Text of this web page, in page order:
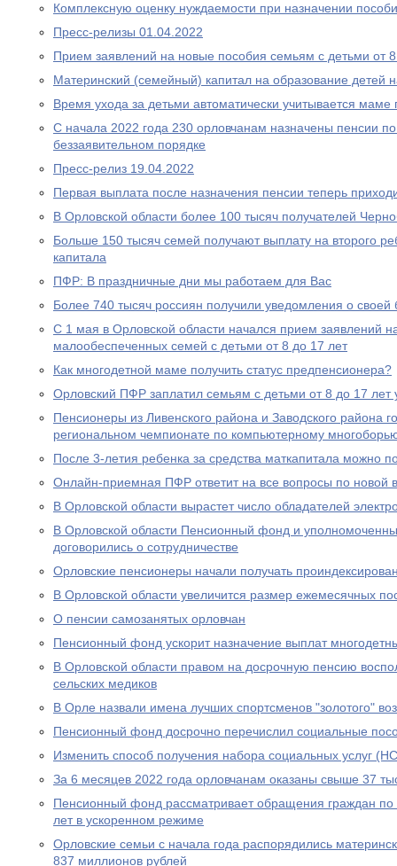
Комплексную оценку нуждаемости при назначении
Пресс-релизы 01.04.2022
Прием заявлений на новые пособия семьям с детьми от
Материнский (семейный) капитал на образование детей
Время ухода за детьми автоматически учитывается
С начала 2022 года 230 орловчанам назначены пенсии
беззаявительном порядке
Пресс-релиз 19.04.2022
Первая выплата после назначения пенсии теперь
В Орловской области более 100 тысяч получателей
Больше 150 тысяч семей получают выплату на второго
капитала
ПФР: В праздничные дни мы работаем для Вас
Более 740 тысяч россиян получили уведомления о
С 1 мая в Орловской области начался прием заявлений
малообеспеченных семей с детьми от 8 до 17 лет
Как многодетной маме получить статус предпенсионера?
Орловский ПФР заплатил семьям с детьми от 8 до 17
Пенсионеры из Ливенского района и Заводского района
региональном чемпионате по компьютерному
После 3-летия ребенка за средства маткапитала можно
Онлайн-приемная ПФР ответит на все вопросы по новой
В Орловской области вырастет число обладателей
В Орловской области Пенсионный фонд и
договорились о сотрудничестве
Орловские пенсионеры начали получать
В Орловской области увеличится размер ежемесячных
О пенсии самозанятых орловчан
Пенсионный фонд ускорит назначение выплат
В Орловской области правом на досрочную пенсию
сельских медиков
В Орле назвали имена лучших спортсменов "золотого"
Пенсионный фонд досрочно перечислил социальные
Изменить способ получения набора социальных услуг
За 6 месяцев 2022 года орловчанам оказаны свыше 37
Пенсионный фонд рассматривает обращения граждан по
лет в ускоренном режиме
Орловские семьи с начала года распорядились
837 миллионов рублей